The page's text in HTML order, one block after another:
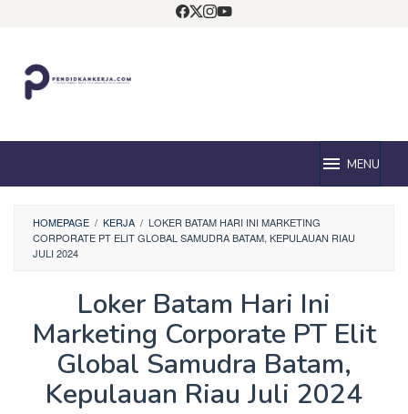
MENU
HOMEPAGE / KERJA / LOKER BATAM HARI INI MARKETING
CORPORATE PT ELIT GLOBAL SAMUDRA BATAM, KEPULAUAN RIAU
JULI 2024
Loker Batam Hari Ini
Marketing Corporate PT Elit
Global Samudra Batam,
Kepulauan Riau Juli 2024